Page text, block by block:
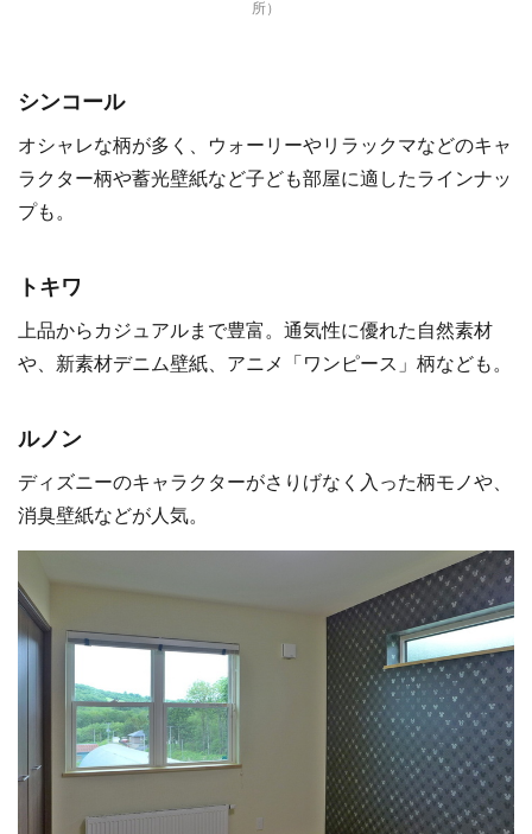
所）
シンコール
オシャレな柄が多く、ウォーリーやリラックマなどのキャ
ラクター柄や蓄光壁紙など子ども部屋に適したラインナッ
プも。
トキワ
上品からカジュアルまで豊富。通気性に優れた自然素材
や、新素材デニム壁紙、アニメ「ワンピース」柄なども。
ルノン
ディズニーのキャラクターがさりげなく入った柄モノや、
消臭壁紙などが人気。